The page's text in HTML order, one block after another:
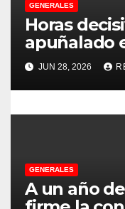
e
e
n
a
d
GENERALES
Horas
apuñalado
con más de
Chilecito
JUN 28, 2026
GENERALES
A un año